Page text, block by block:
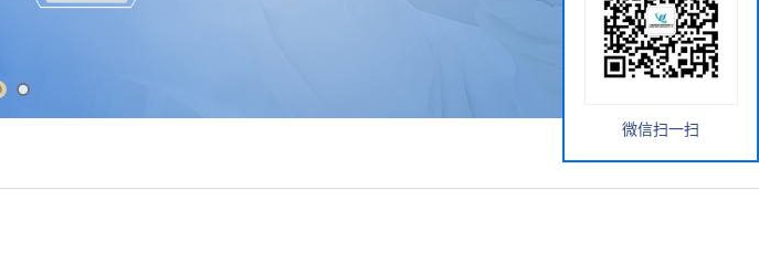
微信扫一扫